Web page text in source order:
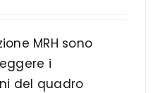
MRH sono
i
del quadro